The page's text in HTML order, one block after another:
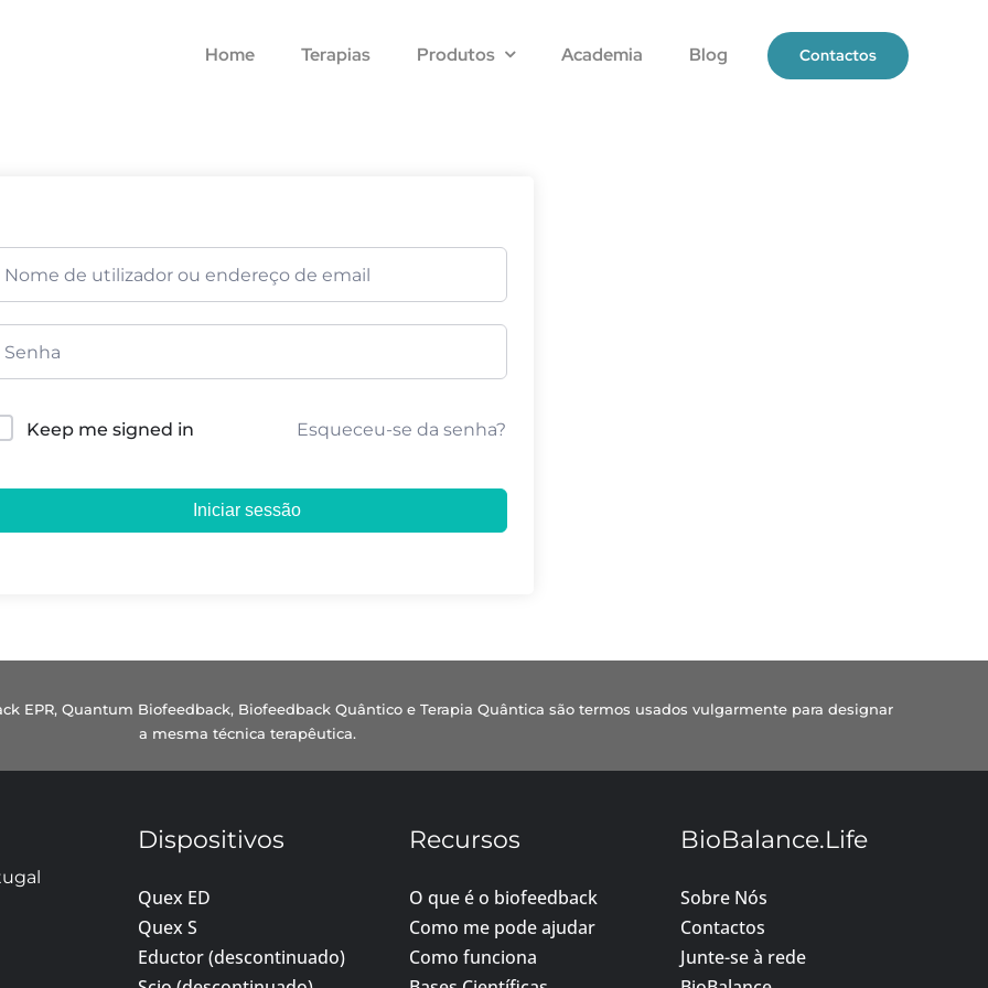
Home Terapias Produtos Academia Blog Contactos
Keep me signed in Esqueceu-se da senha?
Iniciar sessão
EPR, Quantum Biofeedback, Biofeedback Quântico e Terapia Quântica são termos usados vulgarmente para designar
a mesma técnica terapêutica.
Dispositivos
Quex ED
Quex S
Eductor (descontinuado)
Recursos
O que é o biofeedback
Como me pode ajudar
Como funciona
BioBalance.Life
Sobre Nós
Contactos
Junte-se à rede